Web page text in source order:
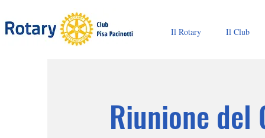
Il Rotary Il Club
Riunione